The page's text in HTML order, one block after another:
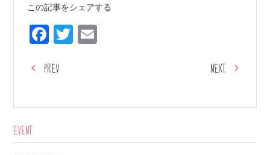
この記事をシェアする
Facebook
Twitter
Email
PREV NEXT
EVENT